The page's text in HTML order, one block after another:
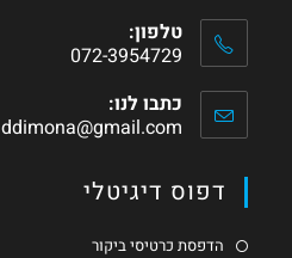
טלפון:
072-3954729
כתבו לנו:
ddimona@gmail.com
דפוס דיגיטלי
הדפסת כרטיסי ביקור